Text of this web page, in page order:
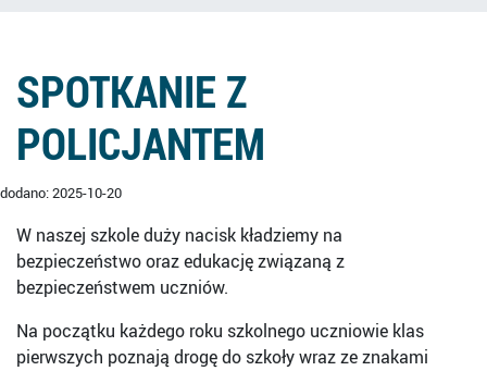
SPOTKANIE Z
POLICJANTEM
dodano: 2025-10-20
W naszej szkole duży nacisk kładziemy na
bezpieczeństwo oraz edukację związaną z
bezpieczeństwem uczniów.
Na początku każdego roku szkolnego uczniowie klas
pierwszych poznają drogę do szkoły wraz ze znakami